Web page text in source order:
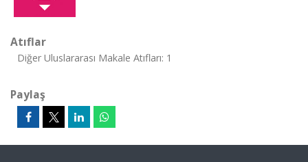
Atıflar
Diğer Uluslararası Makale Atıfları: 1
Paylaş